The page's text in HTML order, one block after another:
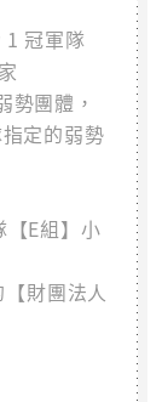
冠軍隊
勢團體，
定的弱勢
E組】小
財團法人